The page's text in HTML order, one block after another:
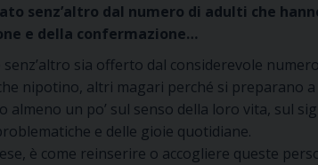
senz’altro dal numero di adulti che
e della confermazione…
sia offerto dal considerevole
nipotino, altri magari perché si preparano
un po’ sul senso della loro vita, sul
e delle gioie quotidiane.
è come reinserire o accogliere queste